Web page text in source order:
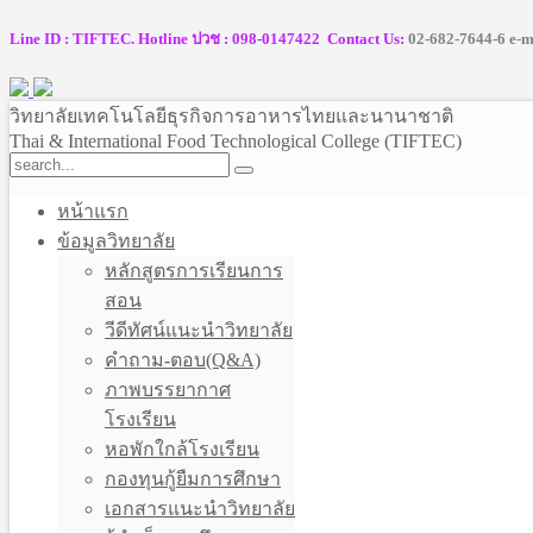
Line ID : TIFTEC. Hotline ปวช : 098-0147422 Contact Us: 02-682-7644-6 e-
วิทยาลัยเทคโนโลยีธุรกิจการอาหารไทยและนานาชาติ
Thai & International Food Technological College (TIFTEC)
หน้าแรก
ข้อมูลวิทยาลัย
หลักสูตรการเรียนการ
สอน
วีดีทัศน์แนะนำวิทยาลัย
คำถาม-ตอบ(Q&A)
ภาพบรรยากาศ
โรงเรียน
หอพักใกล้โรงเรียน
กองทุนกู้ยืมการศึกษา
เอกสารแนะนำวิทยาลัย